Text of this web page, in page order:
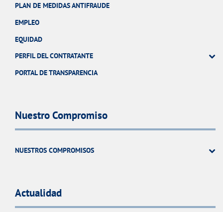
PLAN DE MEDIDAS ANTIFRAUDE
EMPLEO
EQUIDAD
PERFIL DEL CONTRATANTE
PORTAL DE TRANSPARENCIA
Nuestro Compromiso
NUESTROS COMPROMISOS
Actualidad